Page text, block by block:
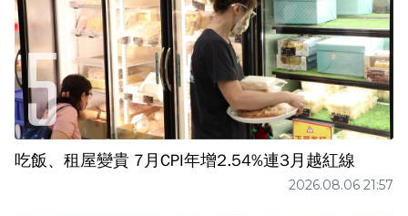
吃飯、租屋變貴 7月CPI年增2.54%連3月越紅線
2026.08.06 21:57